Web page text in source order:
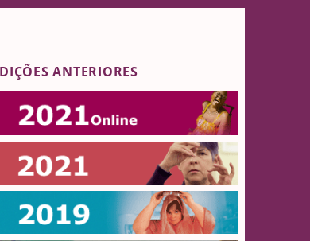
ANTERIORES
Online 2021
2021
2019